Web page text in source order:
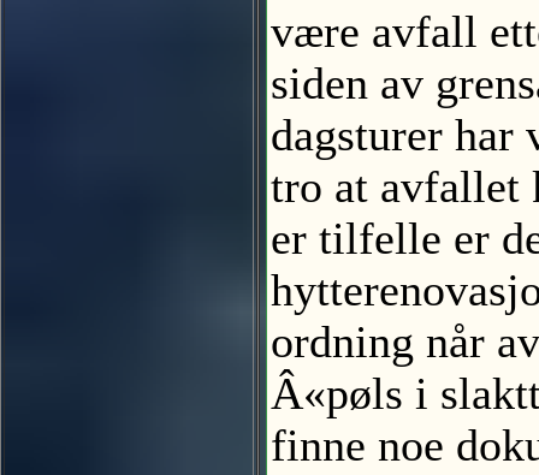
være avfall
siden av
dagsturer
tro at avfallet
er tilfelle er
ordning når
Â«pøls i
finne noe